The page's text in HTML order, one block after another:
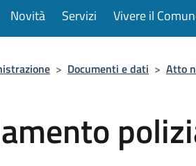
Novità Servizi Vivere il
> Documenti e dati > Atto